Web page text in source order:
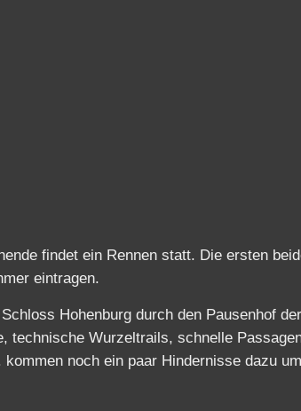
findet ein Rennen statt. Die ersten
eintragen.
Hohenburg durch den Pausenhof der
technische Wurzeltrails, schnelle
noch ein paar Hindernisse dazu um